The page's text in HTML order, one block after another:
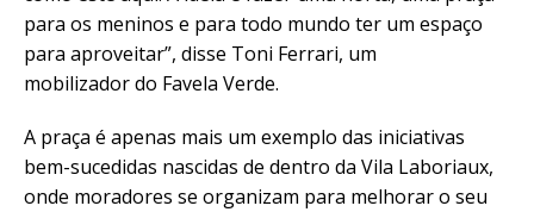
para os meninos e para todo mundo ter um espaço
para aproveitar”, disse Toni Ferrari, um
mobilizador do Favela Verde.
A praça é apenas mais um exemplo das iniciativas
bem-sucedidas nascidas de dentro da Vila Laboriaux,
onde moradores se organizam para melhorar o seu